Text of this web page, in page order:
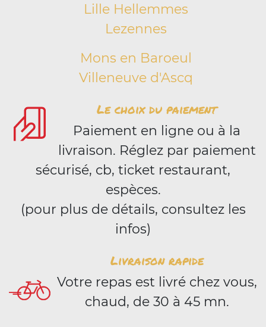
Lille Hellemmes
Lezennes
Mons en Baroeul
Villeneuve d'Ascq
Le choix du paiement
Paiement en ligne ou à la
livraison. Réglez par paiement
sécurisé, cb, ticket restaurant,
espèces.
(pour plus de détails, consultez les
infos)
Livraison rapide
Votre repas est livré chez vous,
chaud, de 30 à 45 mn.